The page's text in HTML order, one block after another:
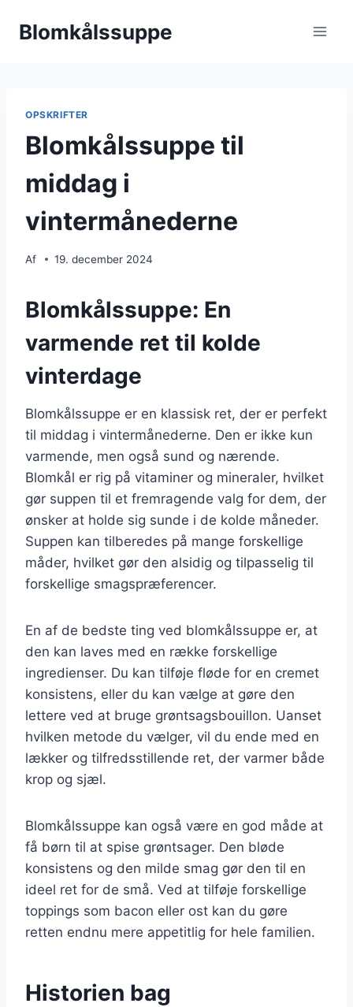
Blomkålssuppe
OPSKRIFTER
Blomkålssuppe til
middag i
vintermånederne
Af 19. december 2024
Blomkålssuppe: En
varmende ret til kolde
vinterdage
Blomkålssuppe er en klassisk ret, der er perfekt
til middag i vintermånederne. Den er ikke kun
varmende, men også sund og nærende.
Blomkål er rig på vitaminer og mineraler, hvilket
gør suppen til et fremragende valg for dem, der
ønsker at holde sig sunde i de kolde måneder.
Suppen kan tilberedes på mange forskellige
måder, hvilket gør den alsidig og tilpasselig til
forskellige smagspræferencer.
En af de bedste ting ved blomkålssuppe er, at
den kan laves med en række forskellige
ingredienser. Du kan tilføje fløde for en cremet
konsistens, eller du kan vælge at gøre den
lettere ved at bruge grøntsagsbouillon. Uanset
hvilken metode du vælger, vil du ende med en
lækker og tilfredsstillende ret, der varmer både
krop og sjæl.
Blomkålssuppe kan også være en god måde at
få børn til at spise grøntsager. Den bløde
konsistens og den milde smag gør den til en
ideel ret for de små. Ved at tilføje forskellige
toppings som bacon eller ost kan du gøre
retten endnu mere appetitlig for hele familien.
Historien bag